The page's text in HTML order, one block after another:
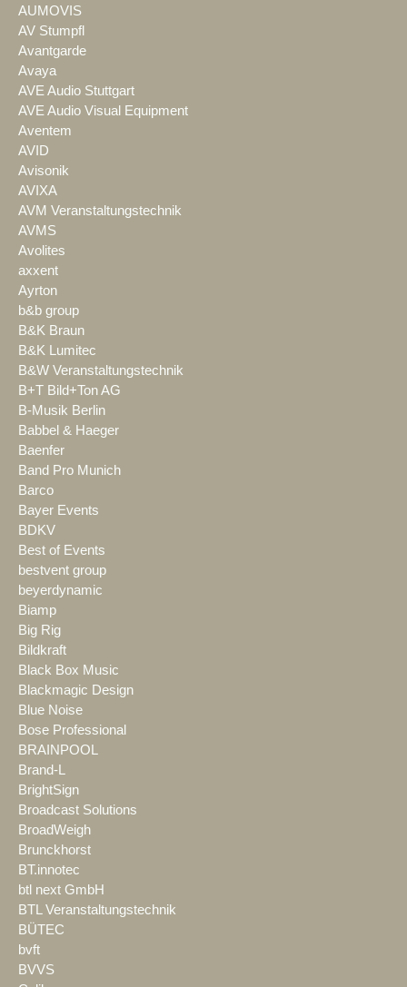
AUMOVIS
AV Stumpfl
Avantgarde
Avaya
AVE Audio Stuttgart
AVE Audio Visual Equipment
Aventem
AVID
Avisonik
AVIXA
AVM Veranstaltungstechnik
AVMS
Avolites
axxent
Ayrton
b&b group
B&K Braun
B&K Lumitec
B&W Veranstaltungstechnik
B+T Bild+Ton AG
B-Musik Berlin
Babbel & Haeger
Baenfer
Band Pro Munich
Barco
Bayer Events
BDKV
Best of Events
bestvent group
beyerdynamic
Biamp
Big Rig
Bildkraft
Black Box Music
Blackmagic Design
Blue Noise
Bose Professional
BRAINPOOL
Brand-L
BrightSign
Broadcast Solutions
BroadWeigh
Brunckhorst
BT.innotec
btl next GmbH
BTL Veranstaltungstechnik
BÜTEC
bvft
BVVS